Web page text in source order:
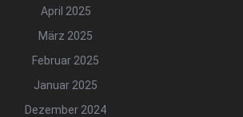
April 2025
März 2025
Februar 2025
Januar 2025
Dezember 2024